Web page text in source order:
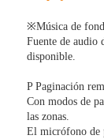
※Música de
Fuente de
disponible.
P Paginación
Con modos de
las zonas.
El micrófono de